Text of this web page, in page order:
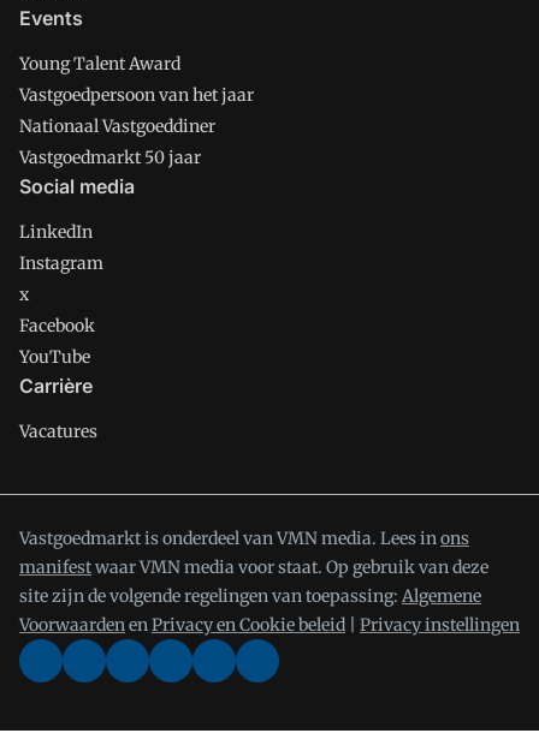
Events
Young Talent Award
Vastgoedpersoon van het jaar
Nationaal Vastgoeddiner
Vastgoedmarkt 50 jaar
Social media
LinkedIn
Instagram
x
Facebook
YouTube
Carrière
Vacatures
Vastgoedmarkt is onderdeel van VMN media. Lees inons
manifestwaar VMN media voor staat. Op gebruik van deze
site zijn de volgende regelingen van toepassing: Algemene
VoorwaardenenPrivacy en Cookie beleid Privacy instellingen